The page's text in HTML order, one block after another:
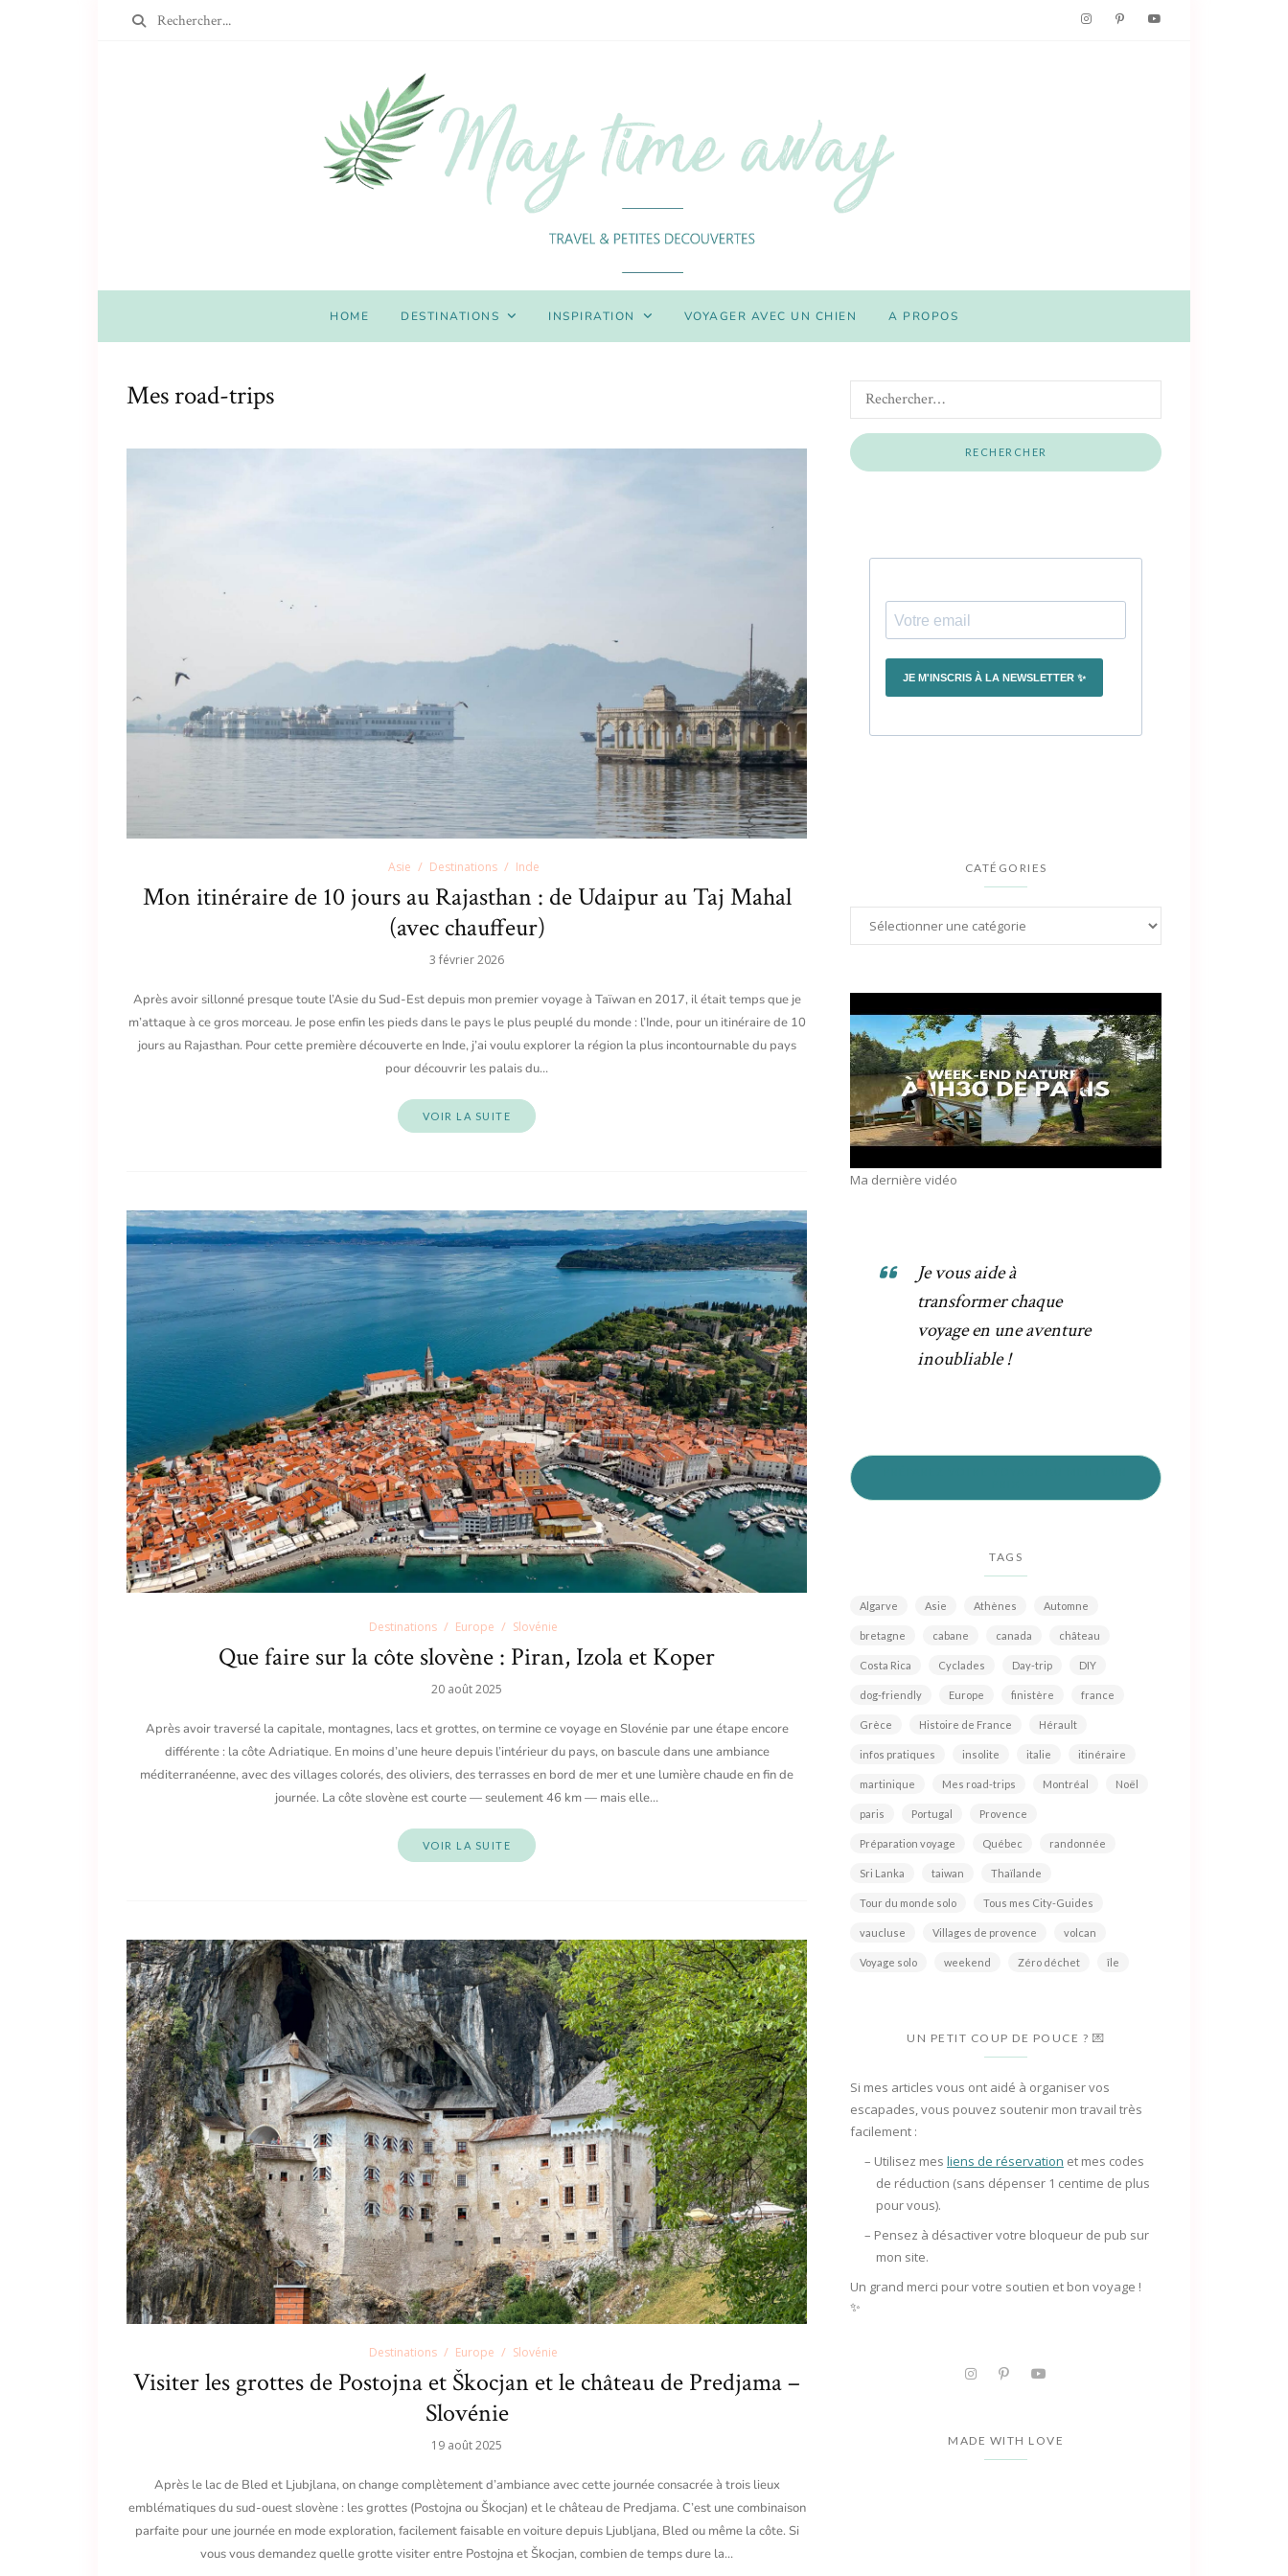
HOME DESTINATIONS INSPIRATION VOYAGER AVEC UN CHIEN A PROPOS
Mes road-trips
Asie Destinations Inde
Mon itinéraire de 10 jours au Rajasthan : de Udaipur au Taj Mahal
(avec chauffeur)
3 février 2026
Après avoir sillonné presque toute l’Asie du Sud-Est depuis mon premier voyage à Taïwan en 2017, il était temps que je
m’attaque à ce gros morceau. Je pose enfin les pieds dans le pays le plus peuplé du monde : l’Inde, pour un itinéraire de 10
jours au Rajasthan. Pour cette première découverte en Inde, j’ai voulu explorer la région la plus incontournable du pays
pour découvrir les palais du…
VOIR LA SUITE
Destinations Europe Slovénie
Que faire sur la côte slovène : Piran, Izola et Koper
20 août 2025
Après avoir traversé la capitale, montagnes, lacs et grottes, on termine ce voyage en Slovénie par une étape encore
différente : la côte Adriatique. En moins d’une heure depuis l’intérieur du pays, on bascule dans une ambiance
méditerranéenne, avec des villages colorés, des oliviers, des terrasses en bord de mer et une lumière chaude en fin de
journée. La côte slovène est courte — seulement 46 km — mais elle…
VOIR LA SUITE
Destinations Europe Slovénie
Visiter les grottes de Postojna et Škocjan et le château de Predjama –
Slovénie
19 août 2025
Après le lac de Bled et Ljubjlana, on change complètement d’ambiance avec cette journée consacrée à trois lieux
emblématiques du sud-ouest slovène : les grottes (Postojna ou Škocjan) et le château de Predjama. C’est une combinaison
parfaite pour une journée en mode exploration, facilement faisable en voiture depuis Ljubljana, Bled ou même la côte. Si
vous vous demandez quelle grotte visiter entre Postojna et Škocjan, combien de temps dure la…
CATÉGORIES
Ma dernière vidéo
Je vous aide à
transformer chaque
voyage en une aventure
inoubliable !
TAGS
Algarve Asie Athènes Automne
bretagne cabane canada château
Costa Rica Cyclades Day-trip DIY
dog-friendly Europe finistère france
Grèce Histoire de France Hérault
infos pratiques insolite italie itinéraire
martinique Mes road-trips Montréal Noël
paris Portugal Provence
Préparation voyage Québec randonnée
Sri Lanka taiwan Thaïlande
Tour du monde solo Tous mes City-Guides
vaucluse Villages de provence volcan
Voyage solo weekend Zéro déchet île
UN PETIT COUP DE POUCE ? 💌
Si mes articles vous ont aidé à organiser vos
escapades, vous pouvez soutenir mon travail très
facilement :
– Utilisez mes liens de réservation et mes codes
de réduction (sans dépenser 1 centime de plus
pour vous).
– Pensez à désactiver votre bloqueur de pub sur
mon site.
Un grand merci pour votre soutien et bon voyage !
✨
MADE WITH LOVE